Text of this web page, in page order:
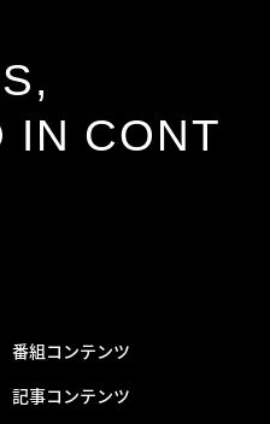
IN CONT
番組コンテンツ
記事コンテンツ